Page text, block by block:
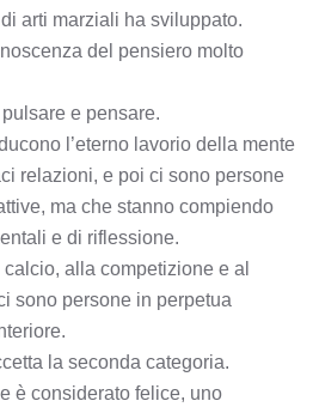
arti marziali ha sviluppato.
del pensiero molto
e pensare.
l’eterno lavorio della mente
relazioni, e poi ci sono persone
ma che stanno compiendo
e di riflessione.
alla competizione e al
sono persone in perpetua
la seconda categoria.
è considerato felice, uno